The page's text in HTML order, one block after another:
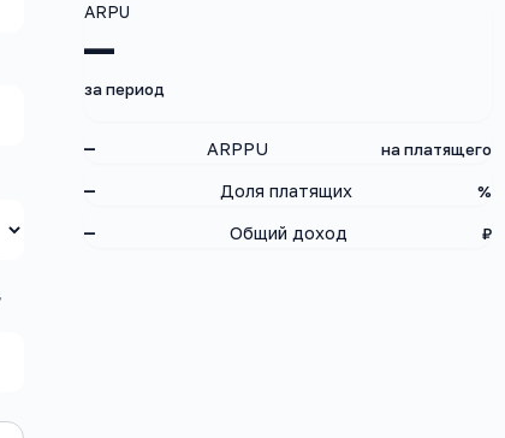
—
ARPU
за период
— ARPPU на платящего
— Доля платящих %
— Общий доход ₽